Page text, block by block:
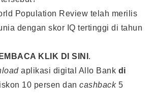
Population Review telah merilis
dengan skor IQ tertinggi di tahun
KLIK DI SINI .
aplikasi digital Allo Bank di
10 persen dan cashback5